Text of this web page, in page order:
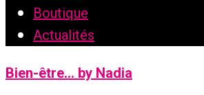
Boutique
Actualités
Bien-être... by Nadia